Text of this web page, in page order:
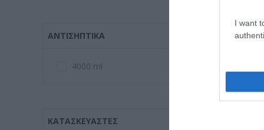
I want
ΑΝΤΙΣΗΠΤΙΚΆ
4000 ml
ΚΑΤΑΣΚΕΥΑΣΤΈΣ